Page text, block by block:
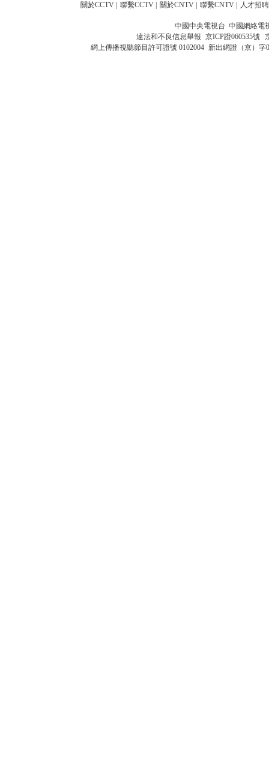
關於CCTV 聯繫CCTV 關於CNTV 聯繫CNTV 人才招聘
中國中央電視台 中國網絡電
違法和不良信息舉報 京ICP證060535號
網上傳播視聽節目許可證號 0102004 新出網證（京）